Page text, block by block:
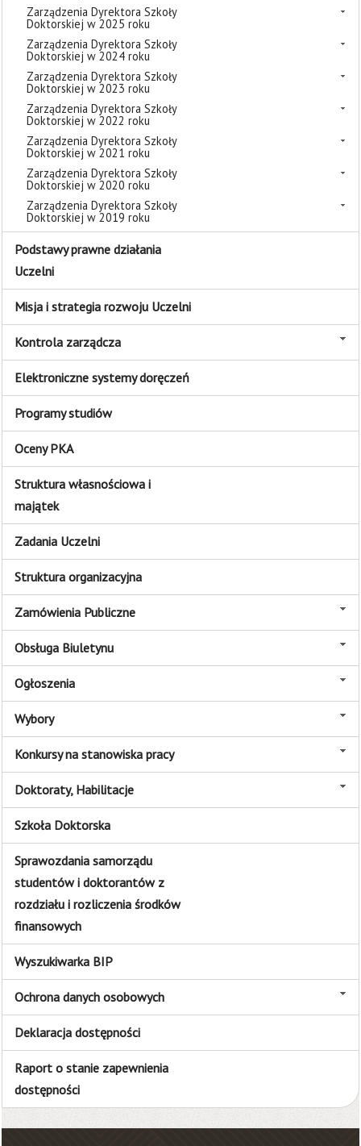
Zarządzenia Dyrektora Szkoły
Doktorskiej w 2025 roku
Zarządzenia Dyrektora Szkoły
Doktorskiej w 2024 roku
Zarządzenia Dyrektora Szkoły
Doktorskiej w 2023 roku
Zarządzenia Dyrektora Szkoły
Doktorskiej w 2022 roku
Zarządzenia Dyrektora Szkoły
Doktorskiej w 2021 roku
Zarządzenia Dyrektora Szkoły
Doktorskiej w 2020 roku
Zarządzenia Dyrektora Szkoły
Doktorskiej w 2019 roku
Podstawy prawne działania
Uczelni
Misja i strategia rozwoju Uczelni
Kontrola zarządcza
Elektroniczne systemy doręczeń
Programy studiów
Oceny PKA
Struktura własnościowa i
majątek
Zadania Uczelni
Struktura organizacyjna
Zamówienia Publiczne
Obsługa Biuletynu
Ogłoszenia
Wybory
Konkursy na stanowiska pracy
Doktoraty, Habilitacje
Szkoła Doktorska
Sprawozdania samorządu
studentów i doktorantów z
rozdziału i rozliczenia środków
finansowych
Wyszukiwarka BIP
Ochrona danych osobowych
Deklaracja dostępności
Raport o stanie zapewnienia
dostępności